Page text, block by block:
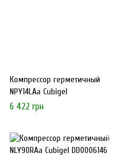
Компрессор герметичный
NPY14LAa Cubigel
6 422 грн